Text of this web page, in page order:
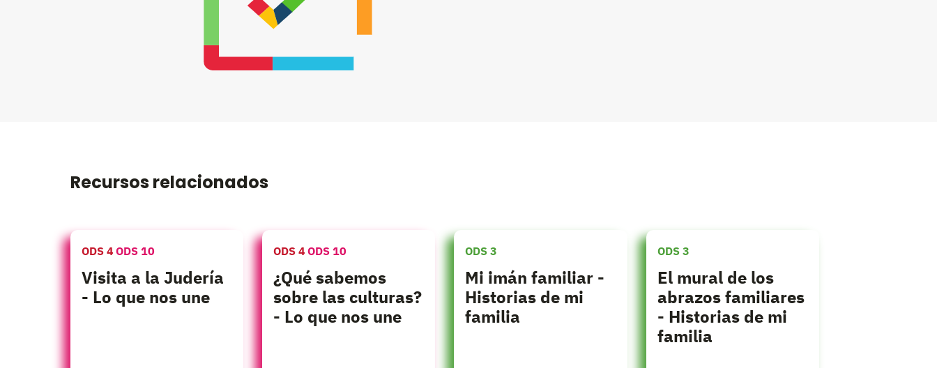
Recursos relacionados
ODS 4 ODS 10
Visita a la Judería
- Lo que nos une
ODS 4 ODS 10
¿Qué sabemos
sobre las culturas?
- Lo que nos une
ODS 3
Mi imán familiar -
Historias de mi
familia
ODS 3
El mural de los
abrazos familiares
- Historias de mi
familia